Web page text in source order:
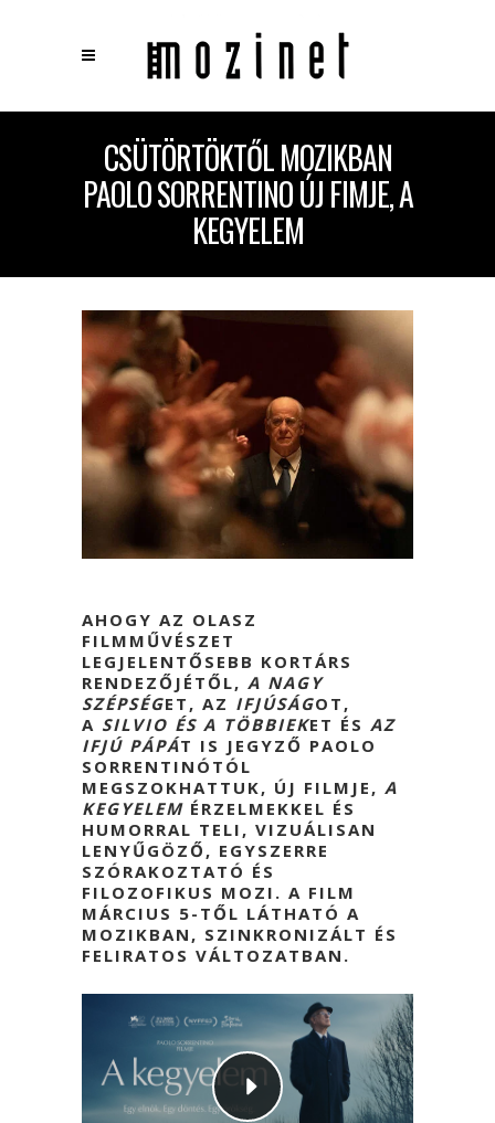
Keresés
CSÜTÖRTÖKTŐL MOZIKBAN
PAOLO SORRENTINO ÚJ FIMJE, A
KEGYELEM
AHOGY AZ OLASZ
FILMMŰVÉSZET
LEGJELENTŐSEBB KORTÁRS
RENDEZŐJÉTŐL, A NAGY
SZÉPSÉGET, AZ IFJÚSÁGOT,
A SILVIO ÉS A TÖBBIEKET ÉS AZ
IFJÚ PÁPÁT IS JEGYZŐ PAOLO
SORRENTINÓTÓL
MEGSZOKHATTUK, ÚJ FILMJE, A
KEGYELEM ÉRZELMEKKEL ÉS
HUMORRAL TELI, VIZUÁLISAN
LENYŰGÖZŐ, EGYSZERRE
SZÓRAKOZTATÓ ÉS
FILOZOFIKUS MOZI. A FILM
MÁRCIUS 5-TŐL LÁTHATÓ A
MOZIKBAN, SZINKRONIZÁLT ÉS
FELIRATOS VÁLTOZATBAN.